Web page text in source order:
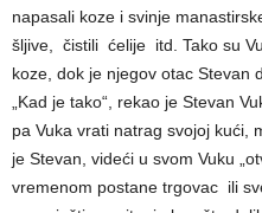
napasali koze i svinje
šlјive, čistili ćelije itd. Tako su
koze, dok je njegov otac Stevan
„Kad je tako“, rekao je Stevan
pa Vuka vrati natrag svojoj kući,
je Stevan, videći u svom Vuku
vremenom postane trgovac ili